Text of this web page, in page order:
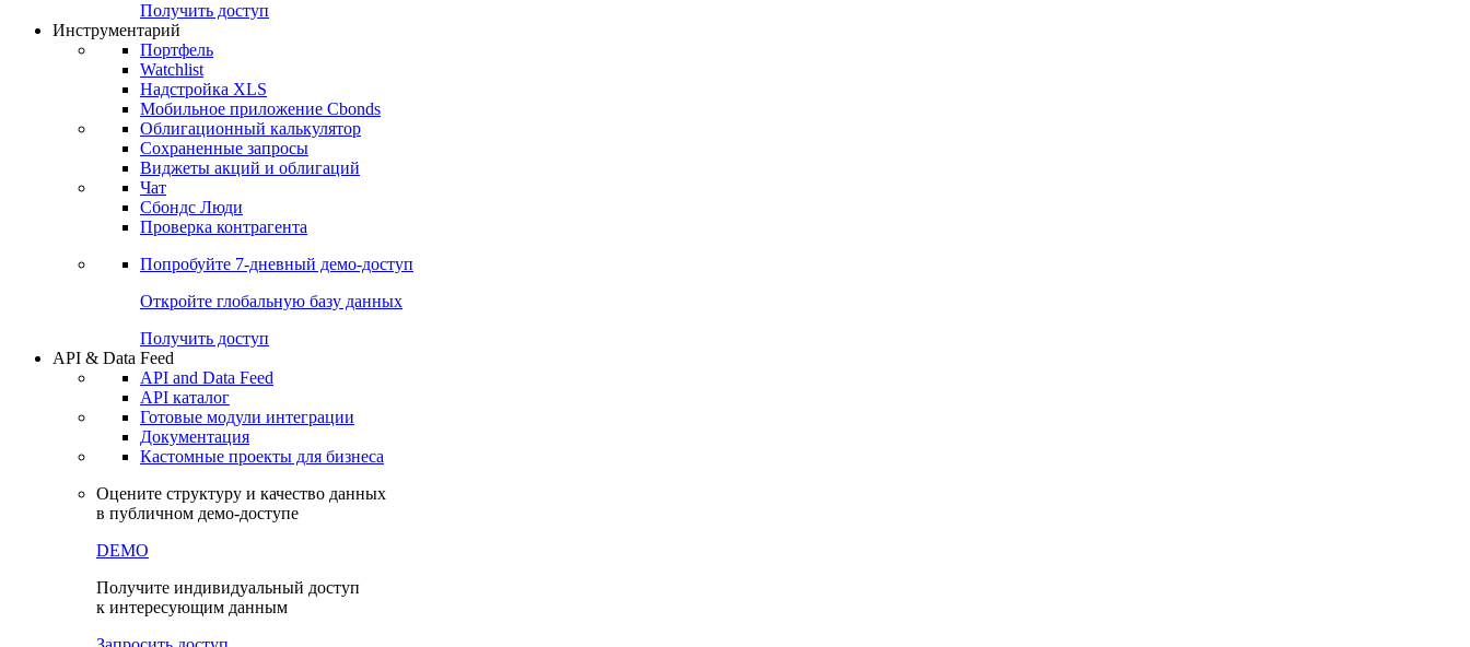
Получить доступ
Инструментарий
Портфель
Watchlist
Надстройка XLS
Мобильное приложение Cbonds
Облигационный калькулятор
Сохраненные запросы
Виджеты акций и облигаций
Чат
Сбондс Люди
Проверка контрагента
Попробуйте 7-дневный демо-доступ
Откройте глобальную базу данных
Получить доступ
API & Data Feed
API and Data Feed
API каталог
Готовые модули интеграции
Документация
Кастомные проекты для бизнеса
Оцените структуру и качество данных
в публичном демо-доступе
DEMO
Получите индивидуальный доступ
к интересующим данным